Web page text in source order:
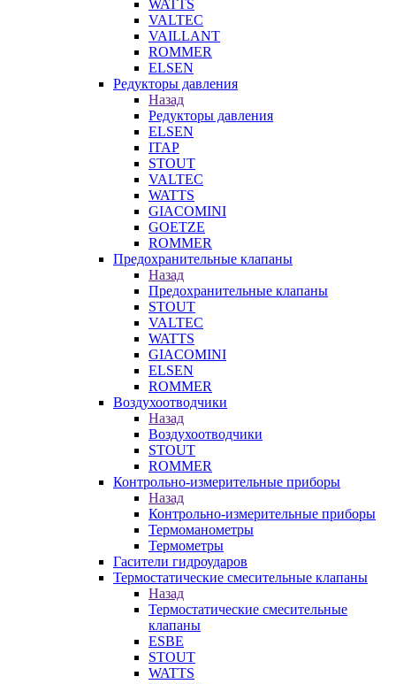
WATTS
VALTEC
VAILLANT
ROMMER
ELSEN
Редукторы давления
Назад
Редукторы давления
ELSEN
ITAP
STOUT
VALTEC
WATTS
GIACOMINI
GOETZE
ROMMER
Предохранительные клапаны
Назад
Предохранительные клапаны
STOUT
VALTEC
WATTS
GIACOMINI
ELSEN
ROMMER
Воздухоотводчики
Назад
Воздухоотводчики
STOUT
ROMMER
Контрольно-измерительные приборы
Назад
Контрольно-измерительные приборы
Термоманометры
Термометры
Гасители гидроударов
Термостатические смесительные клапаны
Назад
Термостатические смесительные
клапаны
ESBE
STOUT
WATTS